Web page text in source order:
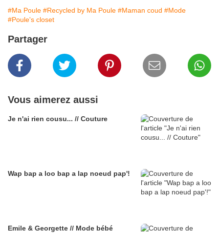
#Ma Poule #Recycled by Ma Poule #Maman coud #Mode
#Poule's closet
Partager
Vous aimerez aussi
Je n'ai rien cousu... // Couture
Wap bap a loo bap a lap noeud pap'!
Emile & Georgette // Mode bébé